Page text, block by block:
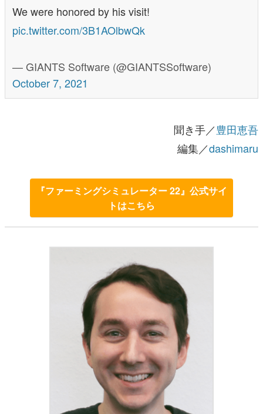
We were honored by his visit!
pic.twitter.com/3B1AOlbwQk
— GIANTS Software (@GIANTSSoftware)
October 7, 2021
聞き手／豊田恵吾
編集／dashimaru
『ファーミングシミュレーター 22』公式サイ
トはこちら